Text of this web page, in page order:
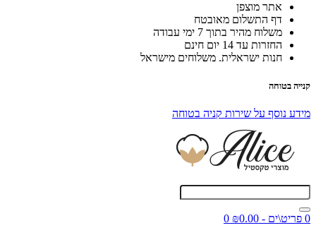
אתר מוצפן
דף התשלום מאובטח
משלוח מהיר בתוך 7 ימי עבודה
החזרות עד 14 יום חינם
חנות ישראלית. משלוחים מישראל
קנייה בטוחה
מידע נוסף על שירות קניה בטוחה
0 פריט\ים - ₪0.00
0